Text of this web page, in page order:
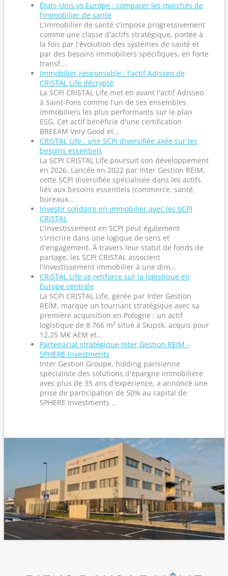
États-Unis vs Europe : comparer les marchés de
l’immobilier de santé
L'immobilier de santé s'impose progressivement
comme une classe d'actifs stratégique, portée à
la fois par l'évolution des systèmes de santé et
par des besoins immobiliers spécifiques, en forte
transf...
Immobilier responsable : l'actif Adisseo de
CRISTAL Life décrypté
La SCPI CRISTAL Life met en avant l'actif Adisseo
à Saint-Fons comme l'un de ses ensembles
immobiliers les plus performants sur le plan
ESG. Cet actif bénéficie d'une certification
BREEAM Very Good et...
CRISTAL Life : une SCPI diversifiée axée sur les
besoins essentiels
La SCPI CRISTAL Life poursuit son développement
en 2026. Lancée en 2022 par Inter Gestion REIM,
cette SCPI diversifiée spécialisée dans les actifs
liés aux besoins essentiels (commerce, santé,
bureaux...
Investir solidaire en immobilier avec les SCPI
CRISTAL
L'investissement en SCPI peut également
s'inscrire dans une logique de sens et
d'engagement. À travers leur statut de fonds de
partage, les SCPI CRISTAL associent
l'investissement immobilier à une dim...
CRISTAL Life se renforce sur la logistique en
Europe centrale
La SCPI CRISTAL Life, gérée par Inter Gestion
REIM, marque un tournant stratégique avec sa
première acquisition en Pologne : un actif
logistique de 8 766 m² situé à Słupsk, acquis pour
12,25 M€ AEM et...
Partenariat stratégique Inter Gestion REIM –
SPHERE Investments
Inter Gestion Groupe, holding parisienne
spécialiste des solutions d'épargne immobilière
avec plus de 35 ans d'expérience, a annoncé une
prise de participation de 50% au capital de
SPHERE Investments ...